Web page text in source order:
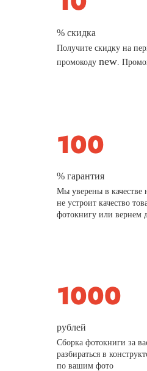
% скидка
Получите скидку на
промокодуnew.
% гарантия
Мы уверены в
не устроит качество
фотокнигу или вернем
рублей
Сборка фотокниги за
разбираться в
по вашим фото